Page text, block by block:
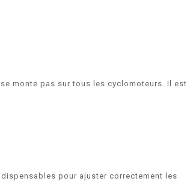
monte pas sur tous les cyclomoteurs. Il est
pour ajuster correctement les